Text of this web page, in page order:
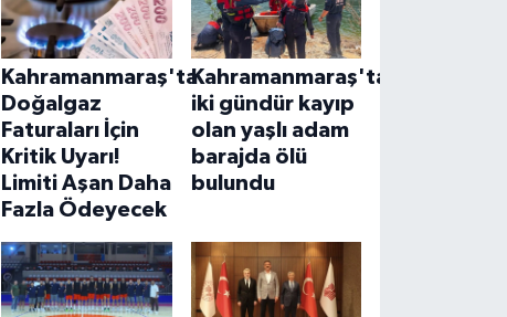
Kahramanmaraş'ta
Doğalgaz
Faturaları İçin
Kritik Uyarı!
Limiti Aşan Daha
Fazla Ödeyecek
Kahramanmaraş'ta
iki gündür kayıp
olan yaşlı adam
barajda ölü
bulundu